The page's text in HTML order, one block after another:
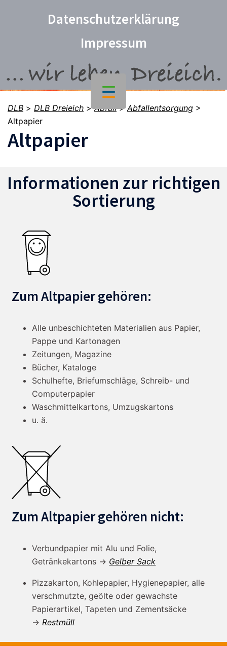
Datenschutzerklärung
Impressum
DLB > DLB Dreieich >Abfall>Abfallentsorgung >
Altpapier
Altpapier
Informationen zur richtigen
Sortierung
Zum Altpapier gehören:
Alle unbeschichteten Materialien aus Papier,
Pappe und Kartonagen
Zeitungen, Magazine
Bücher, Kataloge
Schulhefte, Briefumschläge, Schreib- und
Computerpapier
Waschmittelkartons, Umzugskartons
u. ä.
Zum Altpapier gehören nicht:
Verbundpapier mit Alu und Folie,
Getränkekartons → Gelber Sack
Pizzakarton, Kohlepapier, Hygienepapier, alle
verschmutzte, geölte oder gewachste
Papierartikel, Tapeten und Zementsäcke
→Restmüll